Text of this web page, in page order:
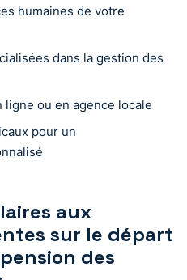
humaines de votre
dans la gestion des
ou en agence locale
pour un
aux
sur le départ
des